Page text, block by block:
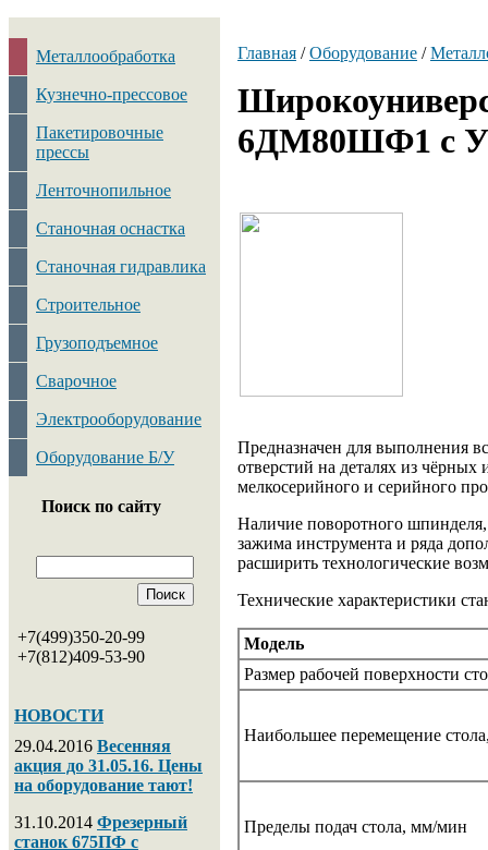
Металлообработка
Кузнечно-прессовое
Пакетировочные
прессы
Ленточнопильное
Станочная оснастка
Станочная гидравлика
Строительное
Грузоподъемное
Сварочное
Электрооборудование
Оборудование Б/У
Поиск по сайту
+7(499)350-20-99
+7(812)409-53-90
НОВОСТИ
29.04.2016 Весенняя
акция до 31.05.16. Цены
на оборудование тают!
31.10.2014 Фрезерный
станок 675ПФ с
Главная /Оборудование /
6ДМ80ШФ1 с
Предназначен для выполнения
отверстий на деталях из
мелкосерийного и серийного
Наличие поворотного
зажима инструмента и ряда
расширить технологические
Технические характеристики
Модель
Размер рабочей поверхности
Наибольшее перемещение
Пределы подач стола, мм/мин